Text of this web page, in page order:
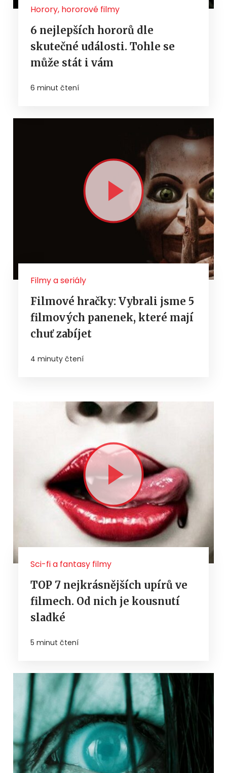
Horory, hororové filmy
6 nejlepších hororů dle
skutečné události. Tohle se
může stát i vám
6 minut čtení
Filmy a seriály
Filmové hračky: Vybrali jsme 5
filmových panenek, které mají
chuť zabíjet
4 minuty čtení
Sci-fi a fantasy filmy
TOP 7 nejkrásnějších upírů ve
filmech. Od nich je kousnutí
sladké
5 minut čtení